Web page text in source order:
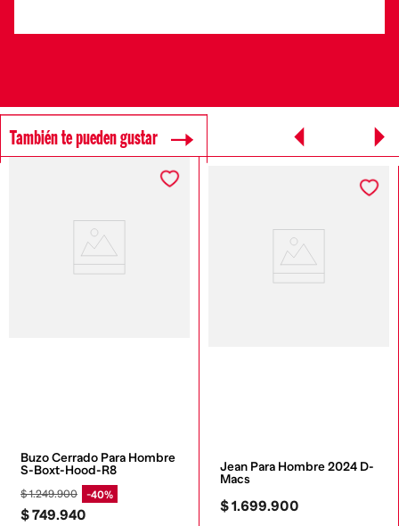
También te pueden gustar
Buzo Cerrado Para Hombre
S-Boxt-Hood-R8
$1.249.900 40%
$749.940
Jean Para Hombre 2024 D-
Macs
$1.699.900